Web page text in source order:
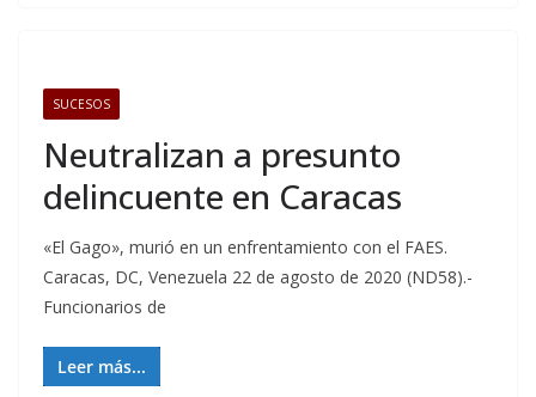
SUCESOS
Neutralizan a presunto
delincuente en Caracas
«El Gago», murió en un enfrentamiento con el FAES.
Caracas, DC, Venezuela 22 de agosto de 2020 (ND58).-
Funcionarios de
Leer más...